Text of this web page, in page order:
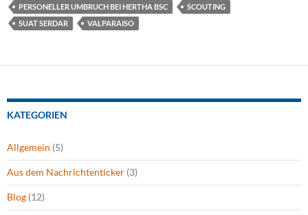
PERSONELLER UMBRUCH BEI HERTHA BSC
SCOUTING
SUAT SERDAR
VALPARAISO
KATEGORIEN
Allgemein (5)
Aus dem Nachrichtenticker (3)
Blog (12)